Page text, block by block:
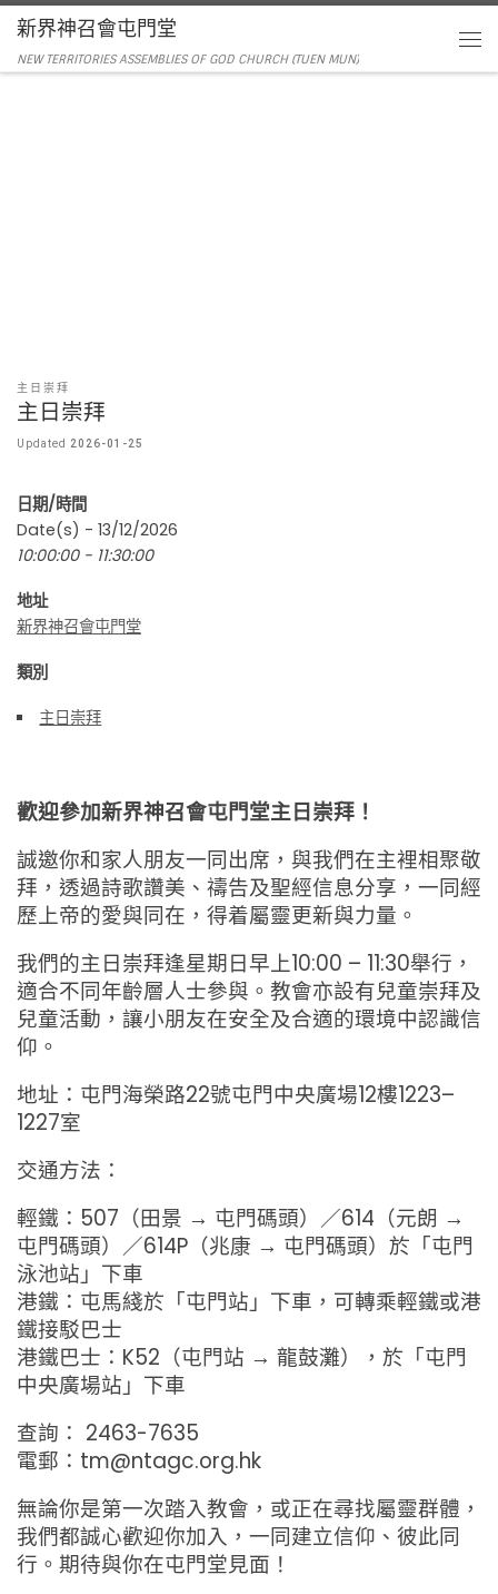
新界神召會屯門堂
NEW TERRITORIES ASSEMBLIES OF GOD CHURCH (TUEN MUN)
主日崇拜
主日崇拜
Updated 2026-01-25
日期/時間
Date(s) - 13/12/2026
10:00:00 - 11:30:00
地址
新界神召會屯門堂
類別
主日崇拜
歡迎參加新界神召會屯門堂主日崇拜！
誠邀你和家人朋友一同出席，與我們在主裡相聚敬
拜，透過詩歌讚美、禱告及聖經信息分享，一同經
歷上帝的愛與同在，得着屬靈更新與力量。
我們的主日崇拜逢星期日早上10:00 – 11:30舉行，
適合不同年齡層人士參與。教會亦設有兒童崇拜及
兒童活動，讓小朋友在安全及合適的環境中認識信
仰。
地址：屯門海榮路22號屯門中央廣場12樓1223–
1227室
交通方法：
輕鐵：507（田景 → 屯門碼頭）／614（元朗 →
屯門碼頭）／614P（兆康 → 屯門碼頭）於「屯門
泳池站」下車
港鐵：屯馬綫於「屯門站」下車，可轉乘輕鐵或港
鐵接駁巴士
港鐵巴士：K52（屯門站 → 龍鼓灘），於「屯門
中央廣場站」下車
查詢： 2463-7635
電郵：tm@ntagc.org.hk
無論你是第一次踏入教會，或正在尋找屬靈群體，
我們都誠心歡迎你加入，一同建立信仰、彼此同
行。期待與你在屯門堂見面！